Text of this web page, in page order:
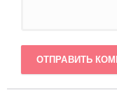
ОТПРАВИТЬ